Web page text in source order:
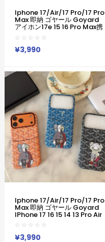
Iphone 17/air/17 Pro/17 Pro
Max 即納 ゴヤール Goyard
アイホン17e 15 16 Pro Max携
帯ケース ゴヤール風カラフル
Y 字パターンケース Goyard
IPhone Air 17 16 15 Plus ケー
ス カジュアル ゴヤール
マホケース 売れ筋 皮製 ゴヤ
ール Goyard Iphone 17
15pro/16 Pro Max 14 13 携帯
ケース 合わせ易い
¥3,990
Iphone 17/air/17 Pro/17 Pro
Max 即納 ゴヤール Goyard
IPhone 17 16 15 14 13 Pro Air
IPhone17 16 15 Pro 8 SE ケー
スゴヤール Goyard
IPhone17 Air 14 15 16 Pro
¥3,990